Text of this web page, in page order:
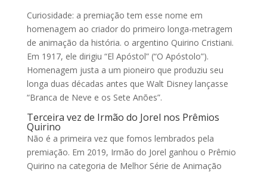
Curiosidade: a premiação tem esse nome em
homenagem ao criador do primeiro longa-metragem
de animação da história. o argentino Quirino Cristiani.
Em 1917, ele dirigiu “El Apóstol” (“O Apóstolo”).
Homenagem justa a um pioneiro que produziu seu
longa duas décadas antes que Walt Disney lançasse
“Branca de Neve e os Sete Anões”.
Terceira vez de Irmão do Jorel nos Prêmios
Quirino
Não é a primeira vez que fomos lembrados pela
premiação. Em 2019, Irmão do Jorel ganhou o Prêmio
Quirino na categoria de Melhor Série de Animação